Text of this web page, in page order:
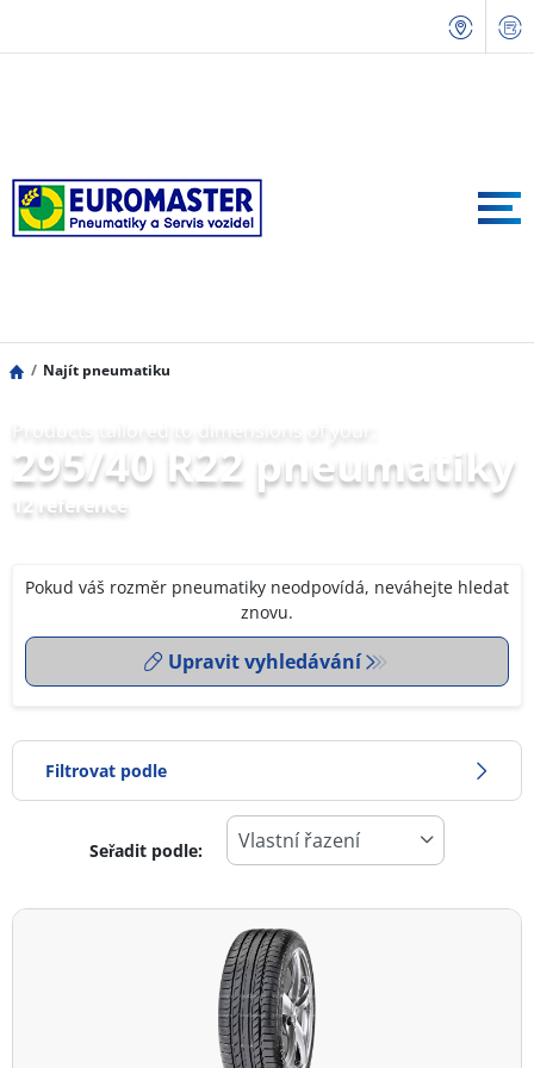
Najít pneumatiku
295/40 R22 pneumatiky
12 reference
Pokud váš rozměr pneumatiky neodpovídá, neváhejte hledat
znovu.
Upravit vyhledávání
Filtrovat podle
Všechny typy (12)
Seřadit podle: